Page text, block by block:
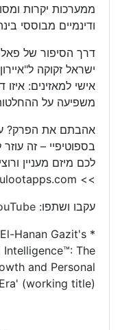
ממערכות יקרות
ודינמיים מבוססי
דרך הסיפור של
אישי למאזינים:
משפיעה על
אהבתם את הפרק?
בספוטיפיי – זה
לכם מיזם מעניין
>> hi@julootapps.com
עקבו ושתפו:
Hanan Gazit's
The
and Personal
(working title).